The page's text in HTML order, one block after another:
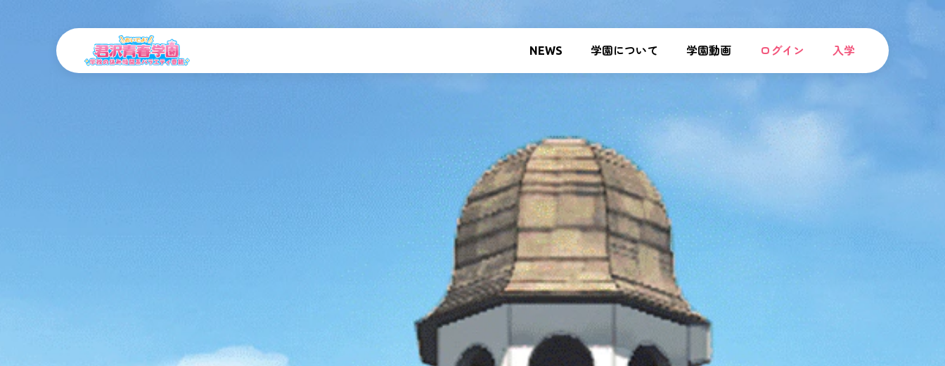
NEWS 学園について 学園動画 ログイン 入学